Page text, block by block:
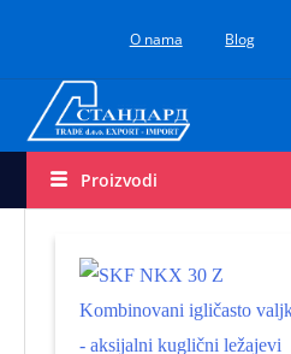
O nama Blog
Proizvodi